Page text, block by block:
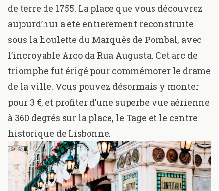
de terre de 1755. La place que vous découvrez
aujourd’hui a été entièrement reconstruite
sous la houlette du Marquês de Pombal, avec
l’incroyable Arco da Rua Augusta. Cet arc de
triomphe fut érigé pour commémorer le drame
de la ville. Vous pouvez désormais y monter
pour 3 €, et profiter d’une superbe vue aérienne
à 360 degrés sur la place, le Tage et le centre
historique de Lisbonne.